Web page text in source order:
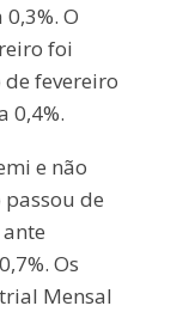
O
foi
de fevereiro
0,4%.
e não
de
Os
Mensal